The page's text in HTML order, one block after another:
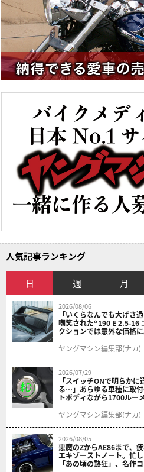
人気記事ランキング
日 週 月
2026/08/06
「いくらなんでも大げさ
嘲笑された“190 E 2.5-16
クションでは意外な価格
ヤングマシン編集部(ナカ)
2026/07/29
「スイッチONで明らかに
る…」あらゆる車種に取
トボディながら1700ルー
ニット プレシャスレイ ス
ヤングマシン編集部(ナカ)
2026/08/05
悪魔のZからAE86まで、
エキゾーストノート。忙
「あの頃の熱狂」、名作